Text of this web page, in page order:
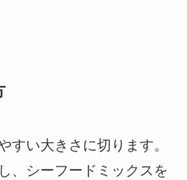
すい大きさに切ります。
、シーフードミックスを